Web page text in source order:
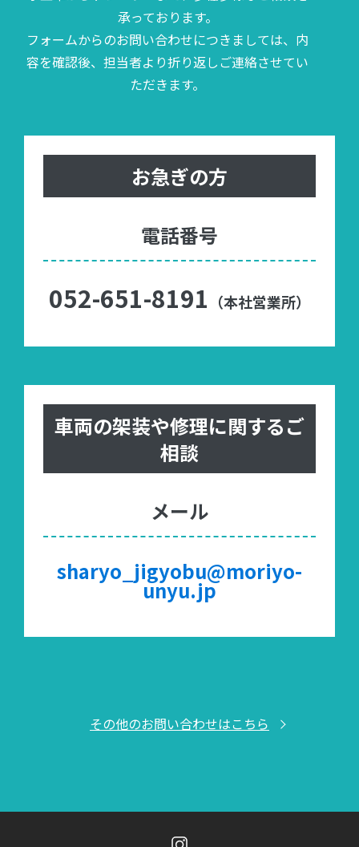
承っております。
フォームからのお問い合わせにつきましては、内
容を確認後、担当者より折り返しご連絡させてい
ただきます。
お急ぎの方
電話番号
052-651-8191 （本社営業所）
車両の架装や修理に関するご
相談
メール
sharyo_jigyobu@moriyo-
unyu.jp
その他のお問い合わせはこちら